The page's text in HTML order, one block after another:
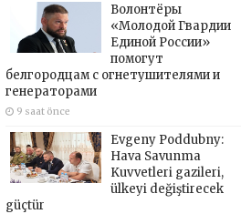
Волонтёры
«Молодой Гвардии
Единой России»
помогут
белгородцам с огнетушителями и
генераторами
9 saat önce
Evgeny Poddubny:
Hava Savunma
Kuvvetleri gazileri,
ülkeyi değiştirecek
güçtür